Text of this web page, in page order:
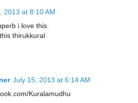
2013 at 8:10 AM
i love this.
thirukkural
July 15, 2013 at 6:14 AM
Kuralamudhu